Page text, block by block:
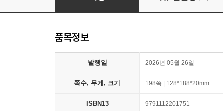
품목정보
발행일 2026년 05월 26일
쪽수, 무게, 크기 198쪽 | 128*188*20mm
ISBN13 9791112201751